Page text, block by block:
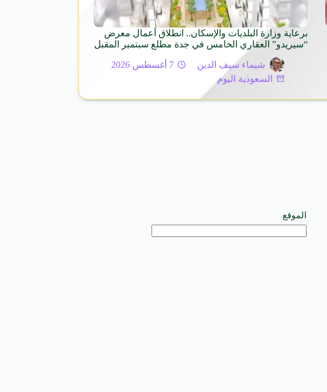
برعاية وزارة البلديات والإسكان.. انطلاق أعمال معرض
“سيريدو” العقاري الخامس في جدة مطلع سبتمبر المقبل
شيماء سيف الدين
7 أغسطس 2026
السعودية اليوم
الموقع